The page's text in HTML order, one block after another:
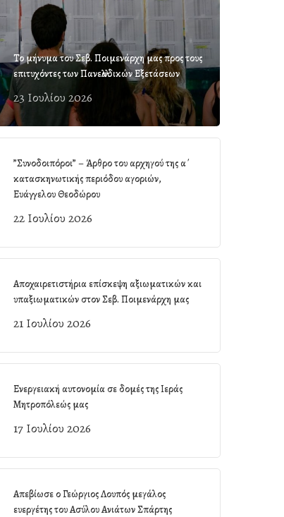
Το μήνυμα του Σεβ. Ποιμενάρχη μας προς τους
επιτυχόντες των Πανελλαδικών Εξετάσεων
23 Ιουλίου 2026
”Συνοδοιπόροι” – Άρθρο του αρχηγού της α΄
κατασκηνωτικής περιόδου αγοριών,
Ευάγγελου Θεοδώρου
22 Ιουλίου 2026
Αποχαιρετιστήρια επίσκεψη αξιωματικών και
υπαξιωματικών στον Σεβ. Ποιμενάρχη μας
21 Ιουλίου 2026
Ενεργειακή αυτονομία σε δομές της Ιεράς
Μητροπόλεώς μας
17 Ιουλίου 2026
Απεβίωσε ο Γεώργιος Λουπός μεγάλος
ευεργέτης του Ασύλου Ανιάτων Σπάρτης